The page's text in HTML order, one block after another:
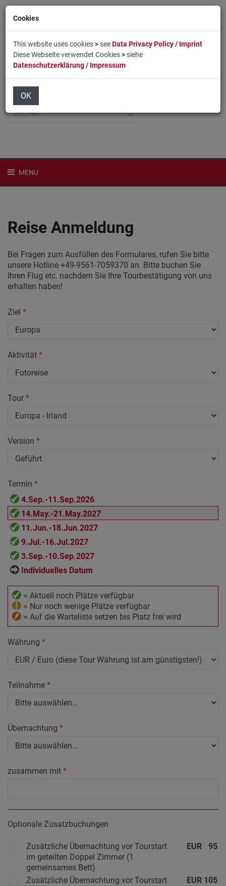
Home
MENU
Reise Anmeldung
Bei Fragen zum Ausfüllen des Formulares, rufen Sie bitte
unsere Hotline +49-9561-7059370 an. Bitte buchen Sie
Ihren Flug etc. nachdem Sie Ihre Tourbestätigung von uns
erhalten haben!
Ziel *
Aktivität *
Tour *
Version *
Termin *
4.Sep.-11.Sep.2026
14.May.-21.May.2027
11.Jun.-18.Jun.2027
9.Jul.-16.Jul.2027
3.Sep.-10.Sep.2027
Individuelles Datum
= Aktuell noch Plätze verfügbar
= Nur noch wenige Plätze verfügbar
= Auf die Warteliste setzen bis Platz frei wird
Währung *
Teilnahme *
Übernachtung *
zusammen mit *
Optionale Zusatzbuchungen
Zusätzliche Übernachtung vor Tourstart
im geteilten Doppel Zimmer (1
gemeinsames Bett)
EUR 95
Zusätzliche Übernachtung vor Tourstart
EUR 105
Cookies
This website uses cookies>seeData Privacy Policy / Imprint
Diese Webseite verwendet Cookies>siehe
Datenschutzerklärung / Impressum
OK